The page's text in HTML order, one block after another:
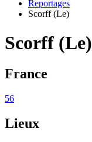
Reportages
Scorff (Le)
Scorff (Le)
France
56
Lieux